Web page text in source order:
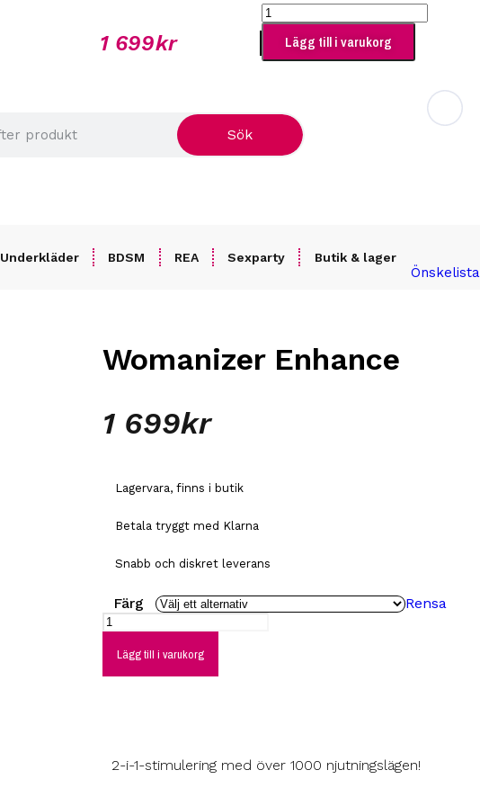
Sök
Underkläder BDSM REA Sexparty Butik & lager
Önskelista
Womanizer Enhance
1 699kr
Lagervara, finns i butik
Betala tryggt med Klarna
Snabb och diskret leverans
Färg Rensa
Lägg till i varukorg
2-i-1-stimulering med över 1000 njutningslägen!
1 699kr Lägg till i varukorg